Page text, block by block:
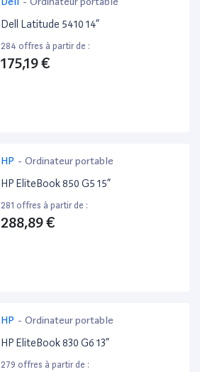
Dell Latitude 5410 14”
284 offres à partir de :
175,19 €
HP - Ordinateur portable
HP EliteBook 850 G5 15”
281 offres à partir de :
288,89 €
HP - Ordinateur portable
HP EliteBook 830 G6 13”
279 offres à partir de :